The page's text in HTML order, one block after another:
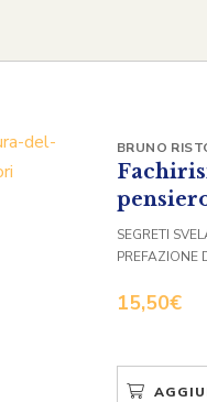
15,50€
BRUNO
SEGRETI
PREFAZIONE